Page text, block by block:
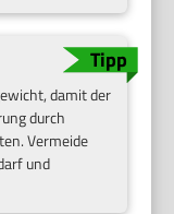
damit der
durch
Vermeide
und